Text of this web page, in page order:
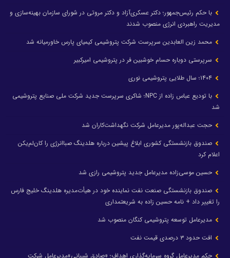
با حکم رئیس‌جمهور؛ دکتر عسکری‌آزاد و دکتر مروتی در شورای سازمان بهینه‌سازی و
مدیریت راهبردی انرژی منصوب شدند
محمد زین العابدین سرپرست شرکت پتروشیمی کیمیای پارس خاورمیانه شد
سرپرستی دوباره حسام خوشبین فر در پتروشیمی امیرکبیر
با تودیع عباس زاده از NPC؛ شاکری سرپرست جدید شرکت ملی صنایع پتروشیمی
شد
حجت عبداله‌پور مدیرعامل شرکت نگهداشت‌کاران شد
صندوق بازنشستگی کشوری ابلاغ پیشین درباره هلدینگ صباانرژی را کان‌لم‌یکن
اعلام کرد
حسین موسی‌زاده مدیرعامل جدید پتروشیمی رازی شد
صندوق بازنشستگی صنعت نفت نماینده خود در هیأت‌مدیره هلدینگ خلیج فارس
را تغییر داد + نامه حسین زاده به شریعتمداری
مدیرعامل توسعه پتروشیمی کنگان منصوب شد
افت حدود ۳ درصدی قیمت نفت
حکم مدیرعامل گروه سرمایه‌گذاری اهداف؛ «صادق شیبانی»مدیرعامل شرکت